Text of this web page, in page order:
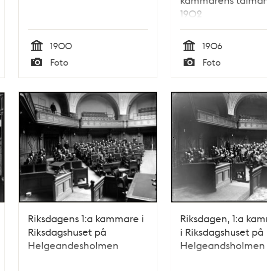
Tid
1900
Typ
Foto
1902
Tid
1906
Typ
Foto
Riksdagens 1:a kammare i
Riksdagshuset på
Helgeandesholmen
Riksdagen, 1:a
i Riksdagshuset på
Helgeandsholmen